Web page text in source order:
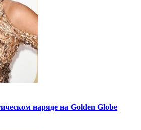
наряде на Golden Globe